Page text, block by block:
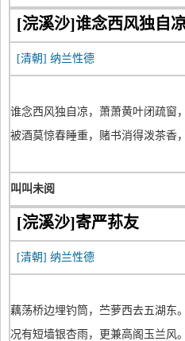
[浣溪沙]谁念西风独自
[清朝] 纳兰性德
谁念西风独自凉，萧萧黄叶闭疏窗
被酒莫惊春睡重，赌书消得泼茶香
叫叫未阅
[浣溪沙]寄严荪友
[清朝] 纳兰性德
藕荡桥边埋钓筒，苎萝西去五湖东
况有短墙银杏雨，更兼高阁玉兰风